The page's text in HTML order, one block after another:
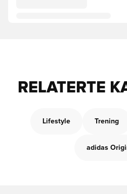
RELATERTE
Lifestyle Trening
adidas